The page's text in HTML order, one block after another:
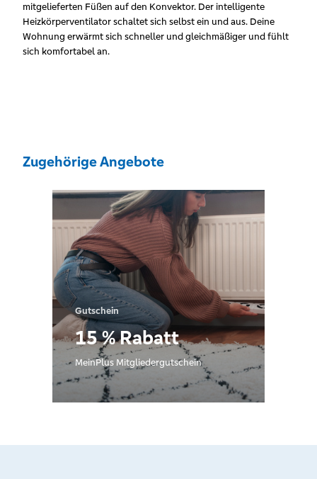
mitgelieferten Füßen auf den Konvektor. Der intelligente
Heizkörperventilator schaltet sich selbst ein und aus. Deine
Wohnung erwärmt sich schneller und gleichmäßiger und fühlt
sich komfortabel an.
Zugehörige Angebote
Gutschein
15 % Rabatt
MeinPlus Mitgliedergutschein